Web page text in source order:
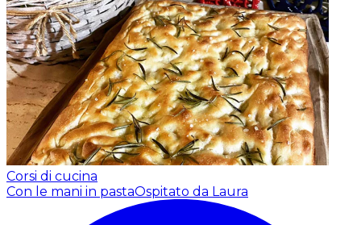
Corsi di cucina
Con le mani in pastaOspitato da Laura